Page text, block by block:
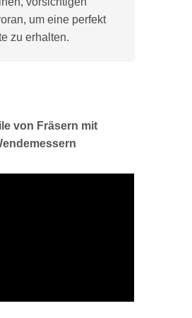
um eine perfekt
zu erhalten.
von Fräsern mit